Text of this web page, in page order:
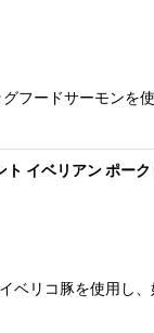
フードサーモン
イベリアン ポ
ベリコ豚を使用し